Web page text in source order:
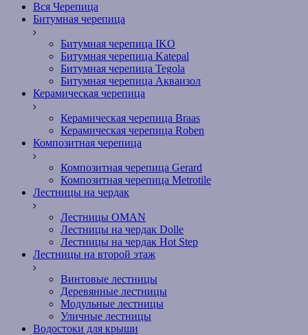
Вся Черепица
Битумная черепица
Битумная черепица IKO
Битумная черепица Katepal
Битумная черепица Tegola
Битумная черепица Акваизол
Керамическая черепица
Керамическая черепица Braas
Керамическая черепица Roben
Композитная черепица
Композитная черепица Gerard
Композитная черепица Metrotile
Лестницы на чердак
Лестницы OMAN
Лестницы на чердак Dolle
Лестницы на чердак Hot Step
Лестницы на второй этаж
Винтовые лестницы
Деревянные лестницы
Модульные лестницы
Уличные лестницы
Водостоки для крыши